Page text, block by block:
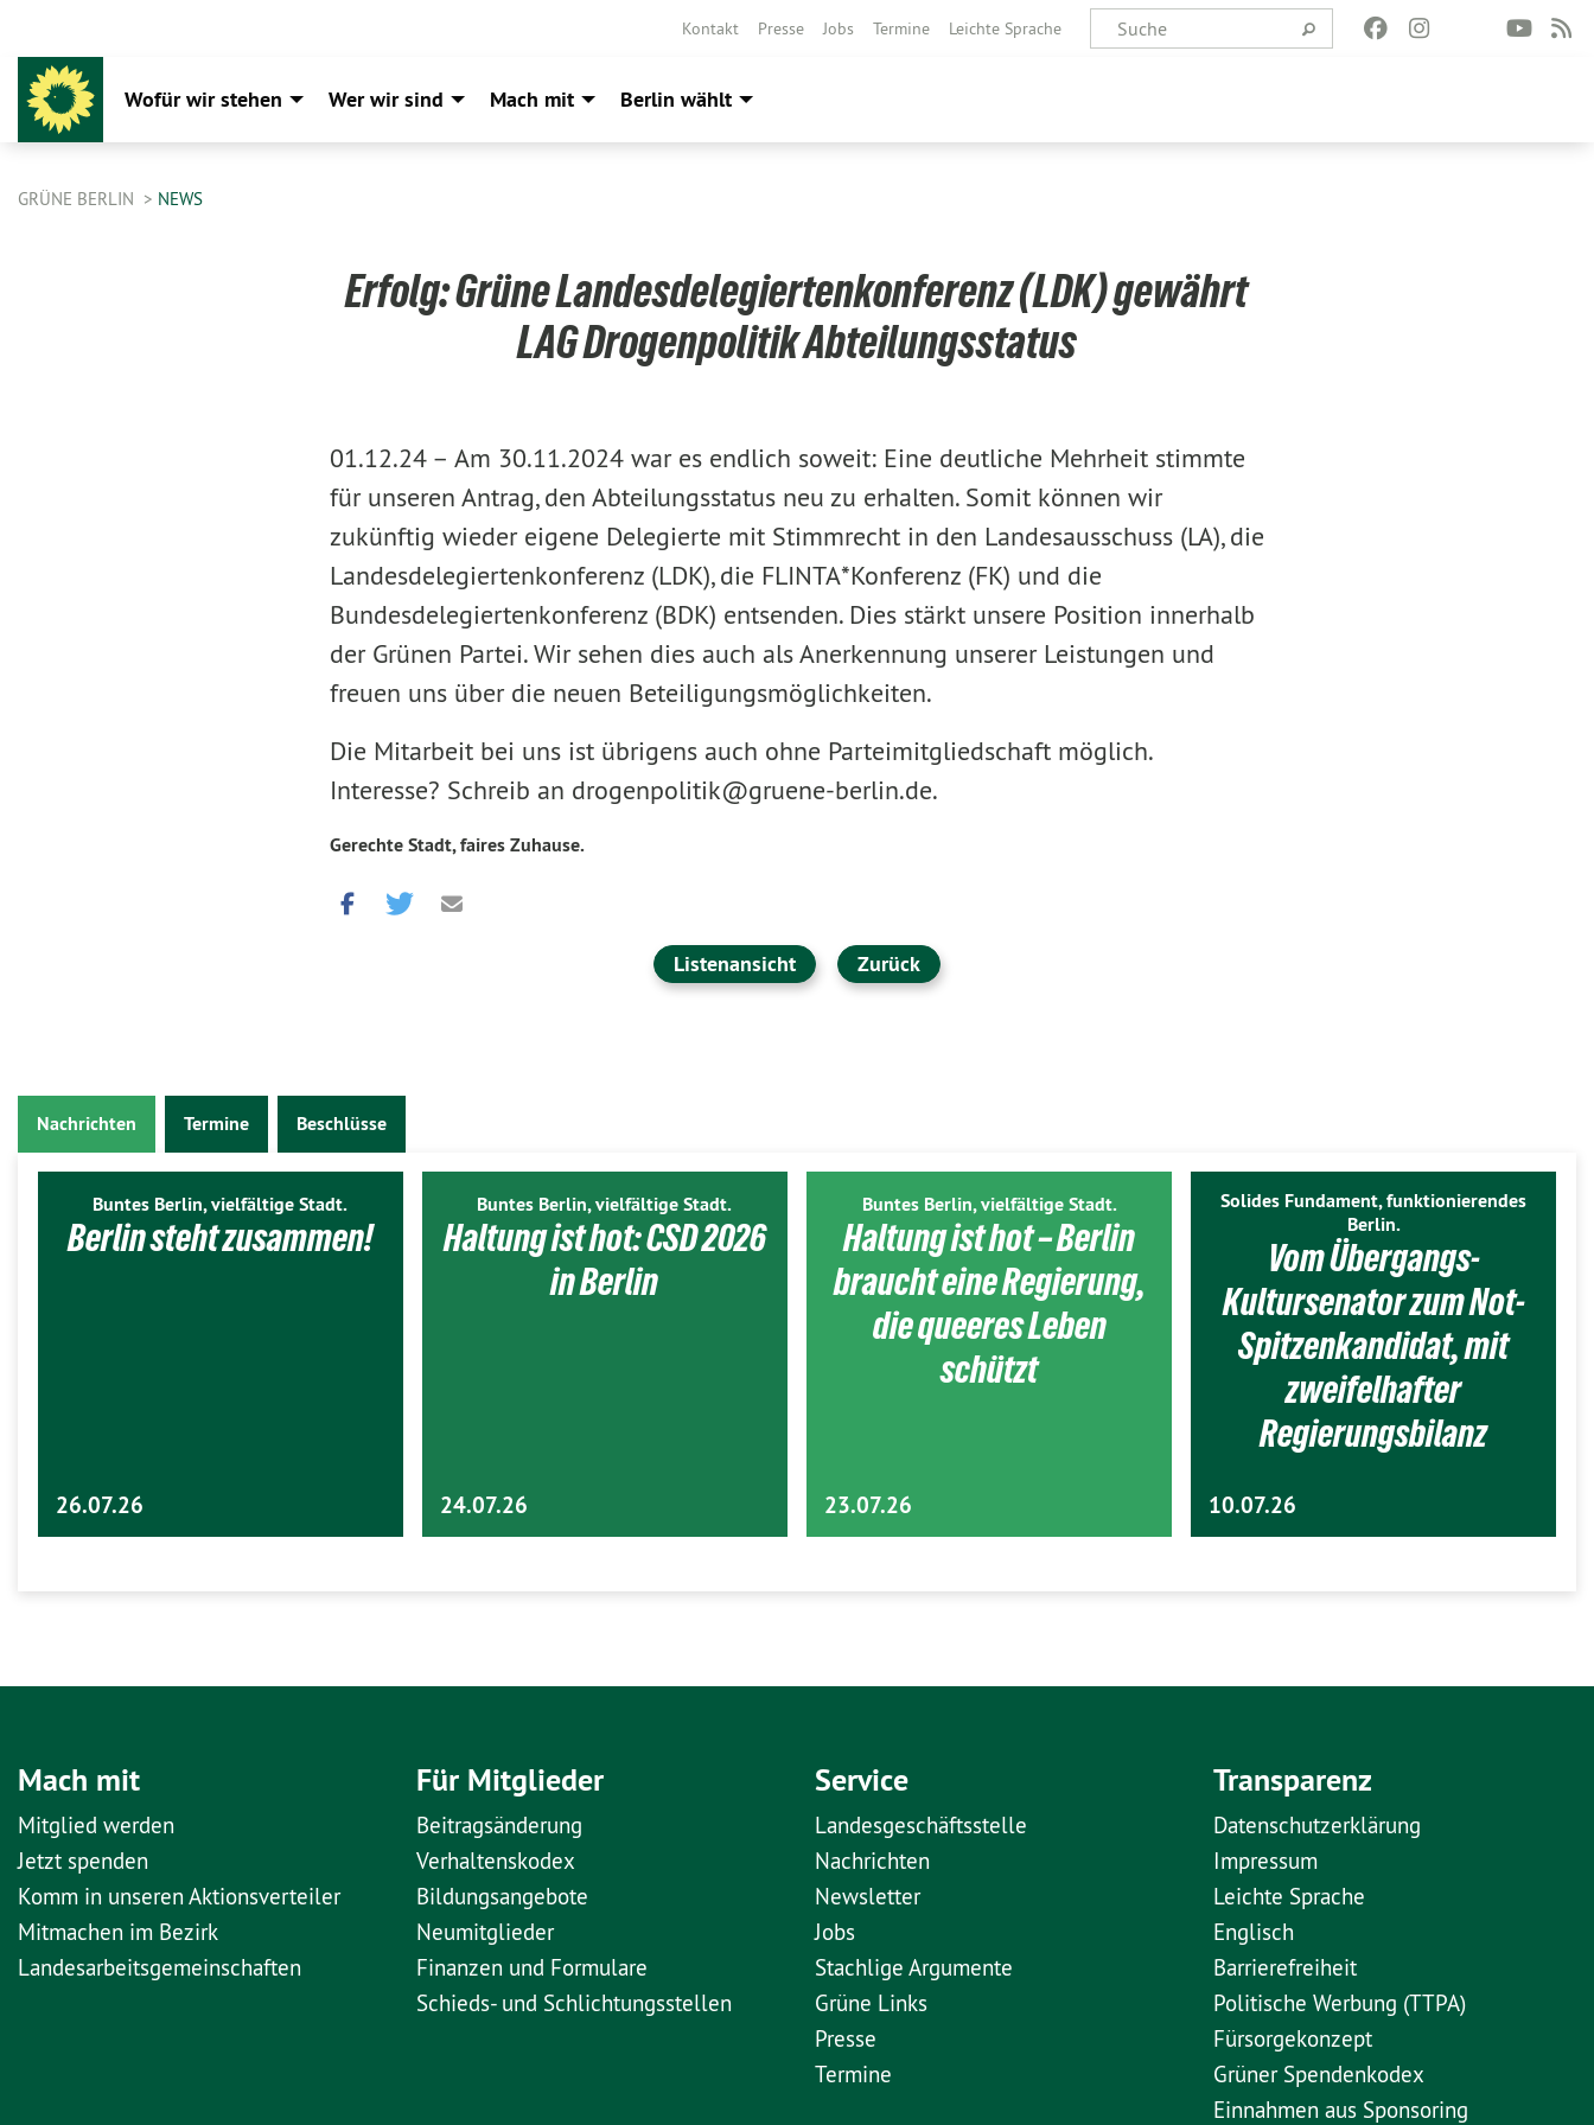
Kontakt Presse Jobs Termine Leichte Sprache
Wofür wir stehen Wer wir sind Mach mit Berlin wählt
GRÜNE BERLIN NEWS
Erfolg: Grüne Landesdelegiertenkonferenz (LDK) gewährt
LAG Drogenpolitik Abteilungsstatus
01.12.24 – Am 30.11.2024 war es endlich soweit: Eine deutliche Mehrheit stimmte
für unseren Antrag, den Abteilungsstatus neu zu erhalten. Somit können wir
zukünftig wieder eigene Delegierte mit Stimmrecht in den Landesausschuss (LA), die
Landesdelegiertenkonferenz (LDK), die FLINTA*Konferenz (FK) und die
Bundesdelegiertenkonferenz (BDK) entsenden. Dies stärkt unsere Position innerhalb
der Grünen Partei. Wir sehen dies auch als Anerkennung unserer Leistungen und
freuen uns über die neuen Beteiligungsmöglichkeiten.
Die Mitarbeit bei uns ist übrigens auch ohne Parteimitgliedschaft möglich.
Interesse? Schreib an drogenpolitik@gruene-berlin.de.
Gerechte Stadt, faires Zuhause.
Listenansicht Zurück
Nachrichten Termine Beschlüsse
Buntes Berlin, vielfältige Stadt.
Berlin steht zusammen!
26.07.26
Buntes Berlin, vielfältige Stadt.
Haltung ist hot: CSD 2026
in Berlin
24.07.26
Buntes Berlin, vielfältige Stadt.
Haltung ist hot – Berlin
braucht eine Regierung,
die queeres Leben
schützt
23.07.26
Solides Fundament, funktionierendes
Berlin.
Vom Übergangs-
Kultursenator zum Not-
Spitzenkandidat, mit
zweifelhafter
Regierungsbilanz
10.07.26
Mach mit
Mitglied werden
Jetzt spenden
Komm in unseren Aktionsverteiler
Mitmachen im Bezirk
Landesarbeitsgemeinschaften
Für Mitglieder
Beitragsänderung
Verhaltenskodex
Bildungsangebote
Neumitglieder
Finanzen und Formulare
Schieds- und Schlichtungsstellen
Service
Landesgeschäftsstelle
Nachrichten
Newsletter
Jobs
Stachlige Argumente
Grüne Links
Presse
Termine
Transparenz
Datenschutzerklärung
Impressum
Leichte Sprache
Englisch
Barrierefreiheit
Politische Werbung (TTPA)
Fürsorgekonzept
Grüner Spendenkodex
Einnahmen aus Sponsoring